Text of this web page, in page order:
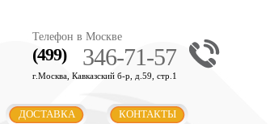
Телефон в Москве
(499) 346-71-57
г.Москва, Кавказский б-р, д.59, стр.1
ДОСТАВКА КОНТАКТЫ